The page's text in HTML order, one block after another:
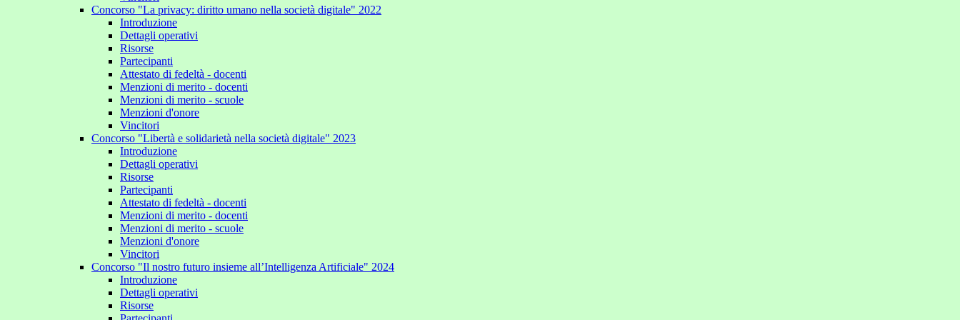
Concorso "La privacy: diritto umano nella società digitale" 2022
Introduzione
Dettagli operativi
Risorse
Partecipanti
Attestato di fedeltà - docenti
Menzioni di merito - docenti
Menzioni di merito - scuole
Menzioni d'onore
Vincitori
Concorso "Libertà e solidarietà nella società digitale" 2023
Introduzione
Dettagli operativi
Risorse
Partecipanti
Attestato di fedeltà - docenti
Menzioni di merito - docenti
Menzioni di merito - scuole
Menzioni d'onore
Vincitori
Concorso "Il nostro futuro insieme all’Intelligenza Artificiale" 2024
Introduzione
Dettagli operativi
Risorse